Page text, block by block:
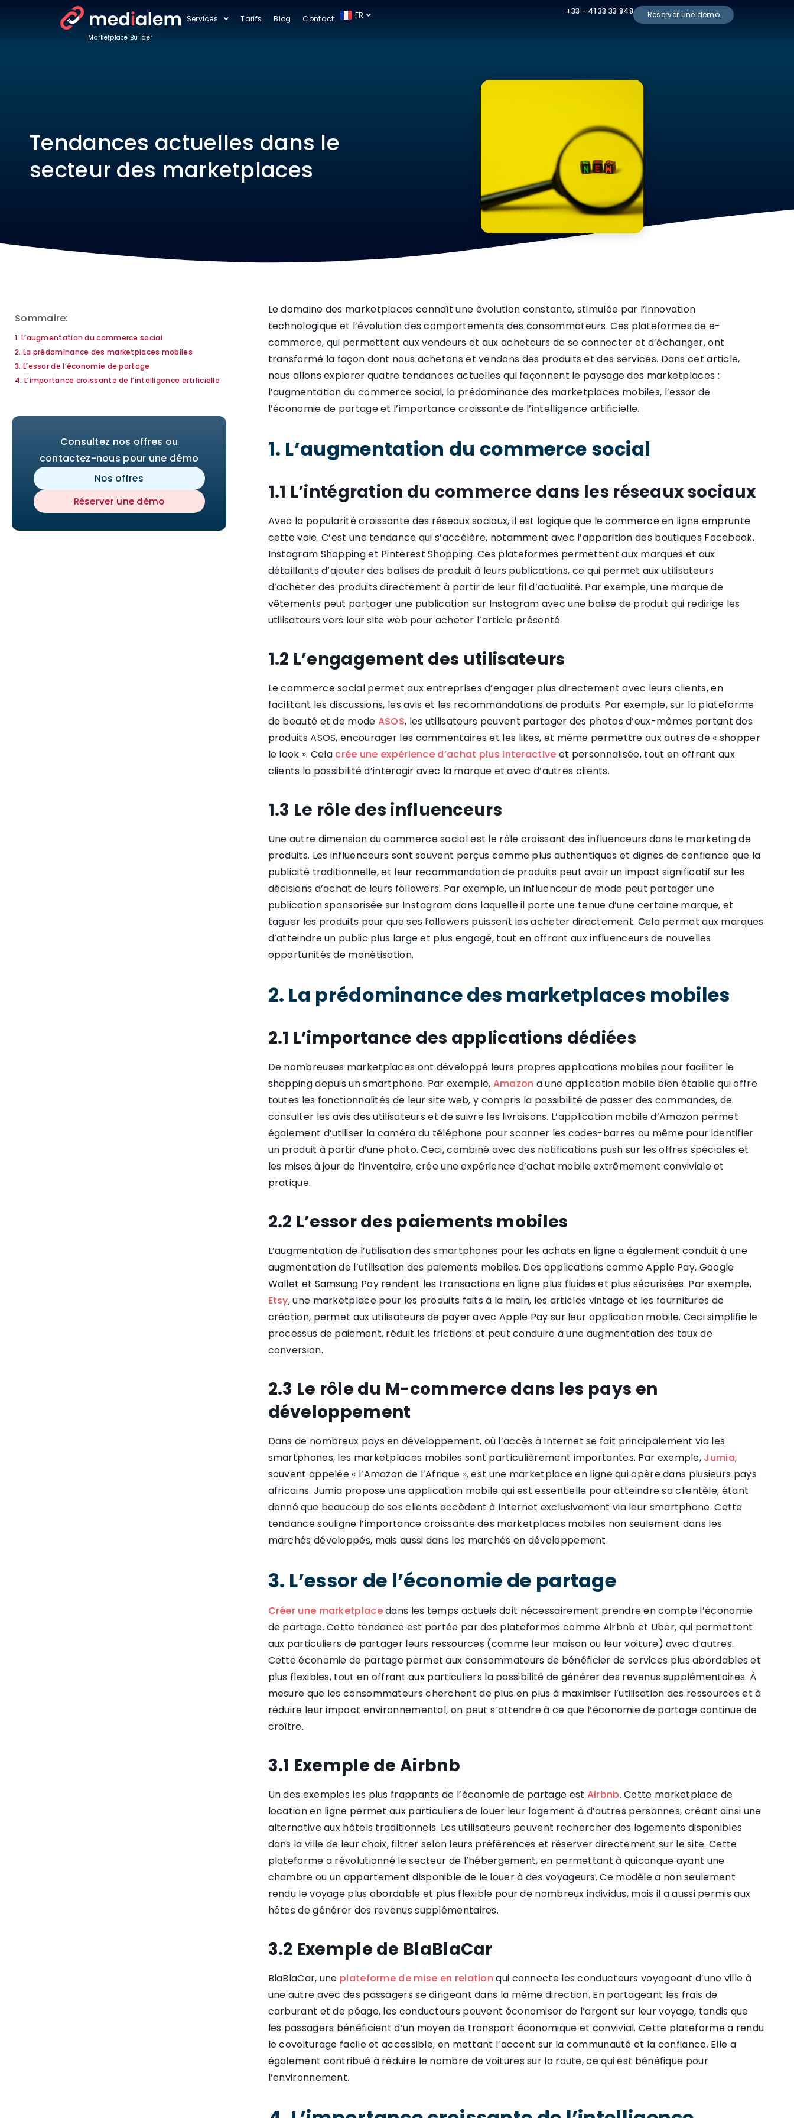
Marketplace Builder
Services Tarifs Blog Contact FR
ES
+33 - 41 33 33 848 Réserver une démo
Tendances actuelles dans le
secteur des marketplaces
Sommaire:
1. L’augmentation du commerce social
2. La prédominance des marketplaces mobiles
3. L’essor de l’économie de partage
4. L’importance croissante de l’intelligence artificielle
Consultez nos offres ou
contactez-nous pour une démo
Nos offres
Réserver une démo
Le domaine des marketplaces connaît une évolution constante, stimulée par l’innovation
technologique et l’évolution des comportements des consommateurs. Ces plateformes de e-
commerce, qui permettent aux vendeurs et aux acheteurs de se connecter et d’échanger, ont
transformé la façon dont nous achetons et vendons des produits et des services. Dans cet article,
nous allons explorer quatre tendances actuelles qui façonnent le paysage des marketplaces :
l’augmentation du commerce social, la prédominance des marketplaces mobiles, l’essor de
l’économie de partage et l’importance croissante de l’intelligence artificielle.
1. L’augmentation du commerce social
1.1 L’intégration du commerce dans les réseaux sociaux
Avec la popularité croissante des réseaux sociaux, il est logique que le commerce en ligne emprunte
cette voie. C’est une tendance qui s’accélère, notamment avec l’apparition des boutiques Facebook,
Instagram Shopping et Pinterest Shopping. Ces plateformes permettent aux marques et aux
détaillants d’ajouter des balises de produit à leurs publications, ce qui permet aux utilisateurs
d’acheter des produits directement à partir de leur fil d’actualité. Par exemple, une marque de
vêtements peut partager une publication sur Instagram avec une balise de produit qui redirige les
utilisateurs vers leur site web pour acheter l’article présenté.
1.2 L’engagement des utilisateurs
Le commerce social permet aux entreprises d’engager plus directement avec leurs clients, en
facilitant les discussions, les avis et les recommandations de produits. Par exemple, sur la plateforme
de beauté et de mode ASOS, les utilisateurs peuvent partager des photos d’eux-mêmes portant des
produits ASOS, encourager les commentaires et les likes, et même permettre aux autres de « shopper
le look ». Cela crée une expérience d’achat plus interactive et personnalisée, tout en offrant aux
clients la possibilité d’interagir avec la marque et avec d’autres clients.
1.3 Le rôle des influenceurs
Une autre dimension du commerce social est le rôle croissant des influenceurs dans le marketing de
produits. Les influenceurs sont souvent perçus comme plus authentiques et dignes de confiance que la
publicité traditionnelle, et leur recommandation de produits peut avoir un impact significatif sur les
décisions d’achat de leurs followers. Par exemple, un influenceur de mode peut partager une
publication sponsorisée sur Instagram dans laquelle il porte une tenue d’une certaine marque, et
taguer les produits pour que ses followers puissent les acheter directement. Cela permet aux marques
d’atteindre un public plus large et plus engagé, tout en offrant aux influenceurs de nouvelles
opportunités de monétisation.
2. La prédominance des marketplaces mobiles
2.1 L’importance des applications dédiées
De nombreuses marketplaces ont développé leurs propres applications mobiles pour faciliter le
shopping depuis un smartphone. Par exemple, Amazon a une application mobile bien établie qui offre
toutes les fonctionnalités de leur site web, y compris la possibilité de passer des commandes, de
consulter les avis des utilisateurs et de suivre les livraisons. L’application mobile d’Amazon permet
également d’utiliser la caméra du téléphone pour scanner les codes-barres ou même pour identifier
un produit à partir d’une photo. Ceci, combiné avec des notifications push sur les offres spéciales et
les mises à jour de l’inventaire, crée une expérience d’achat mobile extrêmement conviviale et
pratique.
2.2 L’essor des paiements mobiles
L’augmentation de l’utilisation des smartphones pour les achats en ligne a également conduit à une
augmentation de l’utilisation des paiements mobiles. Des applications comme Apple Pay, Google
Wallet et Samsung Pay rendent les transactions en ligne plus fluides et plus sécurisées. Par exemple,
Etsy, une marketplace pour les produits faits à la main, les articles vintage et les fournitures de
création, permet aux utilisateurs de payer avec Apple Pay sur leur application mobile. Ceci simplifie le
processus de paiement, réduit les frictions et peut conduire à une augmentation des taux de
conversion.
2.3 Le rôle du M-commerce dans les pays en
développement
Dans de nombreux pays en développement, où l’accès à Internet se fait principalement via les
smartphones, les marketplaces mobiles sont particulièrement importantes. Par exemple, Jumia,
souvent appelée « l’Amazon de l’Afrique », est une marketplace en ligne qui opère dans plusieurs pays
africains. Jumia propose une application mobile qui est essentielle pour atteindre sa clientèle, étant
donné que beaucoup de ses clients accèdent à Internet exclusivement via leur smartphone. Cette
tendance souligne l’importance croissante des marketplaces mobiles non seulement dans les
marchés développés, mais aussi dans les marchés en développement.
3. L’essor de l’économie de partage
Créer une marketplacedans les temps actuels doit nécessairement prendre en compte l’économie
de partage. Cette tendance est portée par des plateformes comme Airbnb et Uber, qui permettent
aux particuliers de partager leurs ressources (comme leur maison ou leur voiture) avec d’autres.
Cette économie de partage permet aux consommateurs de bénéficier de services plus abordables et
plus flexibles, tout en offrant aux particuliers la possibilité de générer des revenus supplémentaires. À
mesure que les consommateurs cherchent de plus en plus à maximiser l’utilisation des ressources et à
réduire leur impact environnemental, on peut s’attendre à ce que l’économie de partage continue de
croître.
3.1 Exemple de Airbnb
Un des exemples les plus frappants de l’économie de partage est Airbnb. Cette marketplace de
location en ligne permet aux particuliers de louer leur logement à d’autres personnes, créant ainsi une
alternative aux hôtels traditionnels. Les utilisateurs peuvent rechercher des logements disponibles
dans la ville de leur choix, filtrer selon leurs préférences et réserver directement sur le site. Cette
plateforme a révolutionné le secteur de l’hébergement, en permettant à quiconque ayant une
chambre ou un appartement disponible de le louer à des voyageurs. Ce modèle a non seulement
rendu le voyage plus abordable et plus flexible pour de nombreux individus, mais il a aussi permis aux
hôtes de générer des revenus supplémentaires.
3.2 Exemple de BlaBlaCar
BlaBlaCar, une plateforme de mise en relation qui connecte les conducteurs voyageant d’une ville à
une autre avec des passagers se dirigeant dans la même direction. En partageant les frais de
carburant et de péage, les conducteurs peuvent économiser de l’argent sur leur voyage, tandis que
les passagers bénéficient d’un moyen de transport économique et convivial. Cette plateforme a rendu
le covoiturage facile et accessible, en mettant l’accent sur la communauté et la confiance. Elle a
également contribué à réduire le nombre de voitures sur la route, ce qui est bénéfique pour
l’environnement.